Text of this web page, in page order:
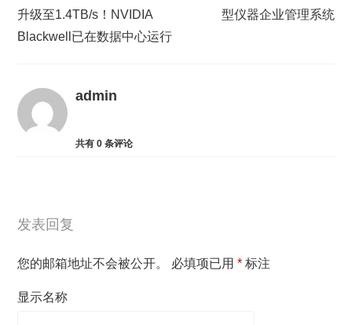
升级至1.4TB/s！NVIDIA
Blackwell已在数据中心运行
型仪器企业管理系统
admin
共有0 条评论
发表回复
您的邮箱地址不会被公开。 必填项已用* 标注
显示名称